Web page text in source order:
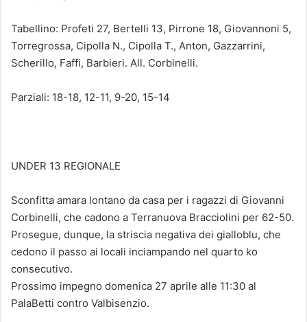
Tabellino: Profeti 27, Bertelli 13, Pirrone 18, Giovannoni 5,
Torregrossa, Cipolla N., Cipolla T., Anton, Gazzarrini,
Scherillo, Faffi, Barbieri. All. Corbinelli.
Parziali: 18-18, 12-11, 9-20, 15-14
UNDER 13 REGIONALE
Sconfitta amara lontano da casa per i ragazzi di Giovanni
Corbinelli, che cadono a Terranuova Bracciolini per 62-50.
Prosegue, dunque, la striscia negativa dei gialloblu, che
cedono il passo ai locali inciampando nel quarto ko
consecutivo.
Prossimo impegno domenica 27 aprile alle 11:30 al
PalaBetti contro Valbisenzio.